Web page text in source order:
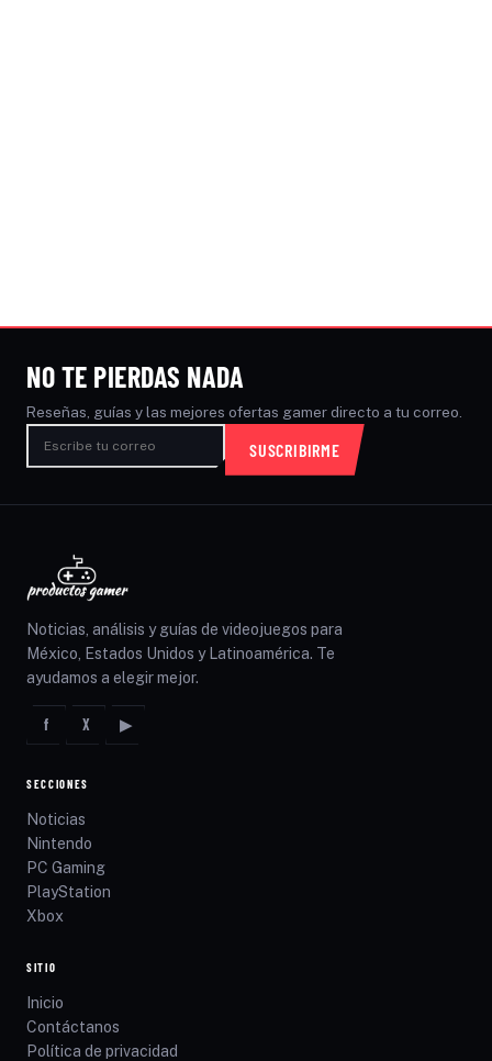
NO TE PIERDAS NADA
Reseñas, guías y las mejores ofertas gamer directo a tu correo.
SUSCRIBIRME
Noticias, análisis y guías de videojuegos para
México, Estados Unidos y Latinoamérica. Te
ayudamos a elegir mejor.
f X ▶
SECCIONES
Noticias
Nintendo
PC Gaming
PlayStation
Xbox
SITIO
Inicio
Contáctanos
Política de privacidad